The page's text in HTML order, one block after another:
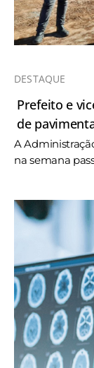
DESTAQUE
Prefeito e
de
A
na semana